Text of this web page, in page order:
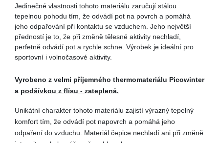
Jedinečné vlastnosti tohoto materiálu zaručují stálou
tepelnou pohodu tím, že odvádí pot na povrch a pomáhá
jeho odpařování při kontaktu se vzduchem. Jeho největší
předností je to, že při změně tělesné aktivity nechladí,
perfetně odvádí pot a rychle schne. Výrobek je ideální pro
sportovní i volnočasové aktivity.
Vyrobeno z velmi příjemného thermomateriálu Picowinter
a podšívkou z flísu - zateplená.
Unikátní charakter tohoto materiálu zajistí výrazný tepelný
komfort tím, že odvádí pot napovrch a pomáhá jeho
odpaření do vzduchu. Materiál čepice nechladí ani při změně